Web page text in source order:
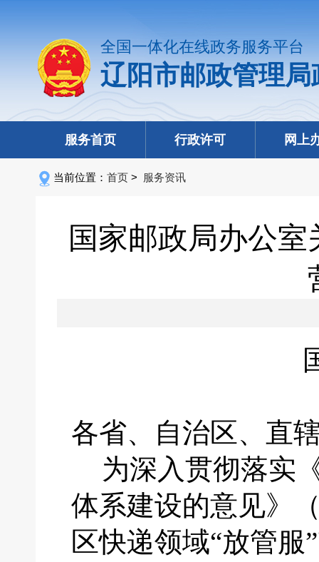
全国一体化在线政务服务平台
辽阳市邮政管理
服务首页 行政许可 网上
当前位置： 首页 > 服务资讯
国家邮政局办公
各省、自治区、直
为深入贯彻落实
体系建设的意见》
区快递领域“放管